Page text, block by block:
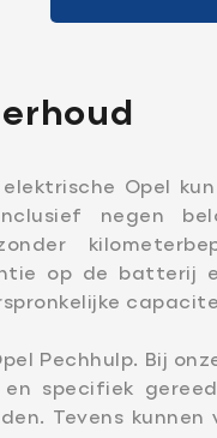
Opel
negen
op de batterij
Pechhulp. Bij
specifiek
Tevens kunnen